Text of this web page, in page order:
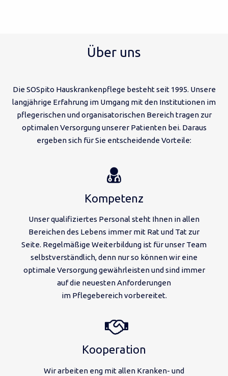
Über uns
Die SOSpito Hauskrankenpflege besteht seit 1995. Unsere
langjährige Erfahrung im Umgang mit den Institutionen im
pflegerischen und organisatorischen Bereich tragen zur
optimalen Versorgung unserer Patienten bei. Daraus
ergeben sich für Sie entscheidende Vorteile:
Kompetenz
Unser qualifiziertes Personal steht Ihnen in allen
Bereichen des Lebens immer mit Rat und Tat zur
Seite. Regelmäßige Weiterbildung ist für unser Team
selbstverständlich, denn nur so können wir eine
optimale Versorgung gewährleisten und sind immer
auf die neuesten Anforderungen
im Pflegebereich vorbereitet.
Kooperation
Wir arbeiten eng mit allen Kranken- und